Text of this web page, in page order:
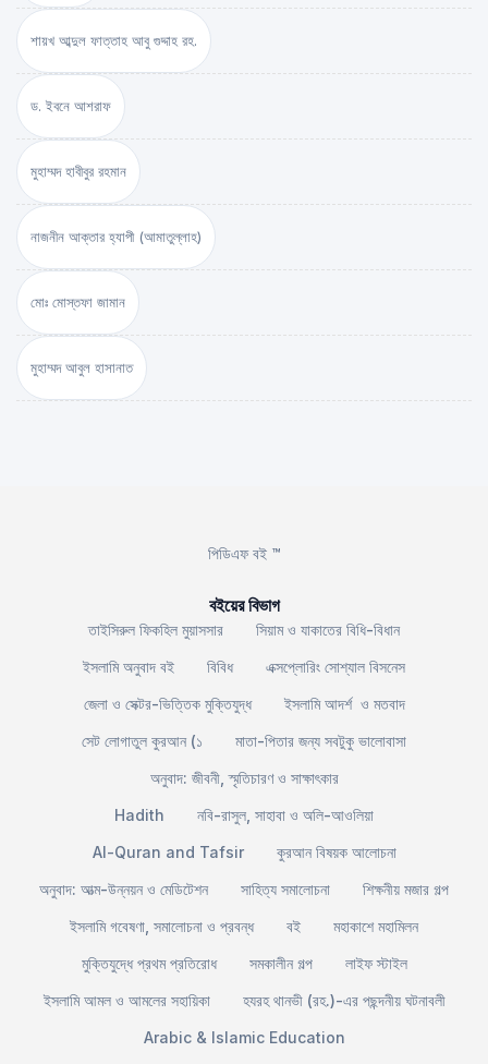
শায়খ আব্দুল ফাত্তাহ আবু গুদ্দাহ রহ.
ড. ইবনে আশরাফ
মুহাম্মদ হাবীবুর রহমান
নাজনীন আক্তার হ্যাপী (আমাতুল্লাহ)
মোঃ মোস্তফা জামান
মুহাম্মদ আবুল হাসানাত
পিডিএফ বই ™
বইয়ের বিভাগ
তাইসিরুল ফিকহিল মুয়াসসার
সিয়াম ও যাকাতের বিধি-বিধান
ইসলামি অনুবাদ বই
বিবিধ
এক্সপ্লোরিং সোশ্যাল বিসনেস
জেলা ও সেক্টর-ভিত্তিক মুক্তিযুদ্ধ
ইসলামি আদর্শ ও মতবাদ
সেট লোগাতুল কুরআন (১
মাতা-পিতার জন্য সবটুকু ভালোবাসা
অনুবাদ: জীবনী, স্মৃতিচারণ ও সাক্ষাৎকার
Hadith
নবি-রাসুল, সাহাবা ও অলি-আওলিয়া
Al-Quran and Tafsir
কুরআন বিষয়ক আলোচনা
অনুবাদ: আত্ম-উন্নয়ন ও মেডিটেশন
সাহিত্য সমালোচনা
শিক্ষনীয় মজার গল্প
ইসলামি গবেষণা, সমালোচনা ও প্রবন্ধ
বই
মহাকাশে মহামিলন
মুক্তিযুদ্ধে প্রথম প্রতিরোধ
সমকালীন গল্প
লাইফ স্টাইল
ইসলামি আমল ও আমলের সহায়িকা
হযরহ থানভী (রহ.)-এর পছন্দনীয় ঘটনাবলী
Arabic & Islamic Education